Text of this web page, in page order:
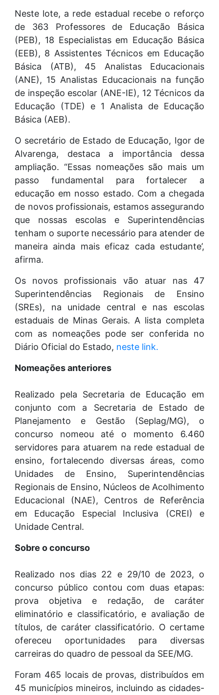
Neste lote, a rede estadual recebe o reforço
de 363 Professores de Educação Básica
(PEB), 18 Especialistas em Educação Básica
(EEB), 8 Assistentes Técnicos em Educação
Básica (ATB), 45 Analistas Educacionais
(ANE), 15 Analistas Educacionais na função
de inspeção escolar (ANE-IE), 12 Técnicos da
Educação (TDE) e 1 Analista de Educação
Básica (AEB).
O secretário de Estado de Educação, Igor de
Alvarenga, destaca a importância dessa
ampliação. “Essas nomeações são mais um
passo fundamental para fortalecer a
educação em nosso estado. Com a chegada
de novos profissionais, estamos assegurando
que nossas escolas e Superintendências
tenham o suporte necessário para atender de
maneira ainda mais eficaz cada estudante’,
afirma.
Os novos profissionais vão atuar nas 47
Superintendências Regionais de Ensino
(SREs), na unidade central e nas escolas
estaduais de Minas Gerais. A lista completa
com as nomeações pode ser conferida no
Diário Oficial do Estado, neste link.
Nomeações anteriores
Realizado pela Secretaria de Educação em
conjunto com a Secretaria de Estado de
Planejamento e Gestão (Seplag/MG), o
concurso nomeou até o momento 6.460
servidores para atuarem na rede estadual de
ensino, fortalecendo diversas áreas, como
Unidades de Ensino, Superintendências
Regionais de Ensino, Núcleos de Acolhimento
Educacional (NAE), Centros de Referência
em Educação Especial Inclusiva (CREI) e
Unidade Central.
Sobre o concurso
Realizado nos dias 22 e 29/10 de 2023, o
concurso público contou com duas etapas:
prova objetiva e redação, de caráter
eliminatório e classificatório, e avaliação de
títulos, de caráter classificatório. O certame
ofereceu oportunidades para diversas
carreiras do quadro de pessoal da SEE/MG.
Foram 465 locais de provas, distribuídos em
45 municípios mineiros, incluindo as cidades-